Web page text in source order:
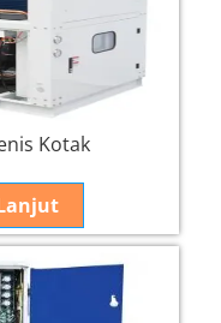
Kotak